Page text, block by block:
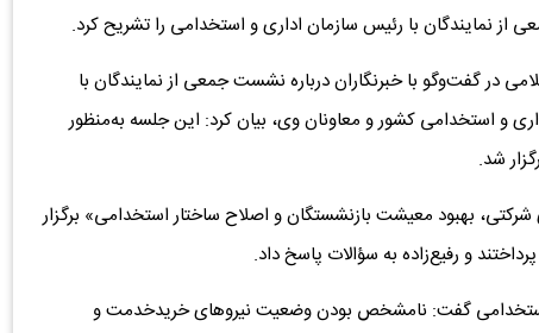
نمایندگان با رئیس سازمان اداری و استخدامی را تشریح کرد.
در گفت‌وگو با خبرنگاران درباره نشست جمعی از نمایندگان با
و استخدامی کشور و معاونان وی، بیان کرد: این جلسه به‌منظور
شد.
بهبود معیشت بازنشستگان و اصلاح ساختار استخدامی» برگزار
و رفیع‌زاده به سؤالات پاسخ داد.
استخدامی گفت: نامشخص بودن وضعیت نیروهای خریدخدمت و